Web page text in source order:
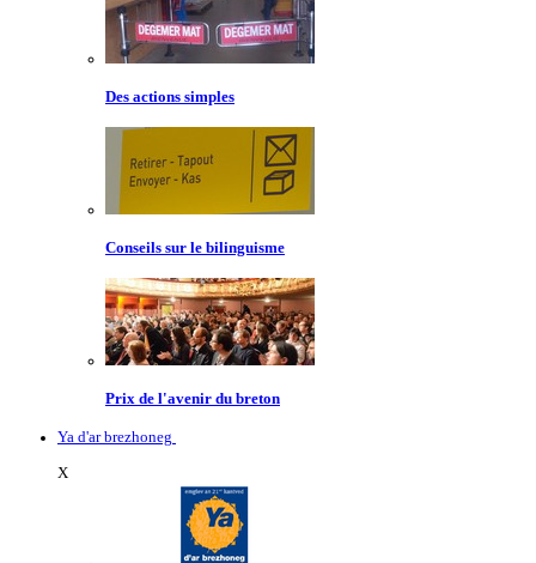
Des actions simples
Conseils sur le bilinguisme
Prix de l'avenir du breton
Ya d'ar brezhoneg
X